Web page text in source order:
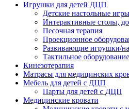
Игрушки для детей ДЦП
Детские настольные игры
Интерактивные столы,
Песочная терапия
Проекционное
Развивающие игрушки/
Тактильное
Кинезотерапия
Матрасы для медицинских
Мебель для детей с ДЦП
Парты для детей с ДЦП
Медицинские кровати